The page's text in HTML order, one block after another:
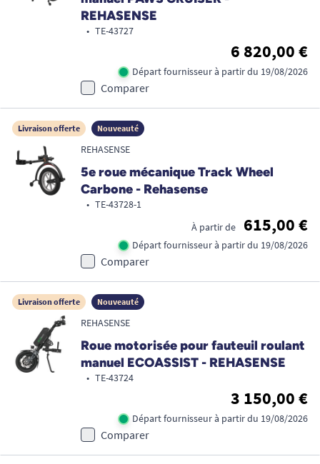
REHASENSE
• TE-43727
6 820,00 €
Départ fournisseur à partir du 19/08/2026
Comparer
Livraison offerte Nouveauté
REHASENSE
5e roue mécanique Track Wheel
Carbone - Rehasense
• TE-43728-1
À partir de
615,00 €
Départ fournisseur à partir du 19/08/2026
Comparer
Livraison offerte Nouveauté
REHASENSE
Roue motorisée pour fauteuil roulant
manuel ECOASSIST - REHASENSE
• TE-43724
3 150,00 €
Départ fournisseur à partir du 19/08/2026
Comparer